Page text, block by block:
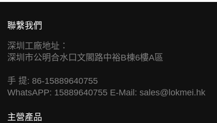
聯繫我們
深圳工廠地址：
深圳市公明合水口文閣路中裕B棟6樓A區
手 提: 86-15889640755
WhatsAPP: 15889640755 E-Mail: sales@lokmei.hk
主營產品